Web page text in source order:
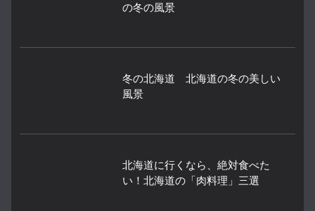
の冬の風景
冬の北海道 北海道の冬の美しい
風景
北海道に行くなら、絶対食べた
い！北海道の「肉料理」三選